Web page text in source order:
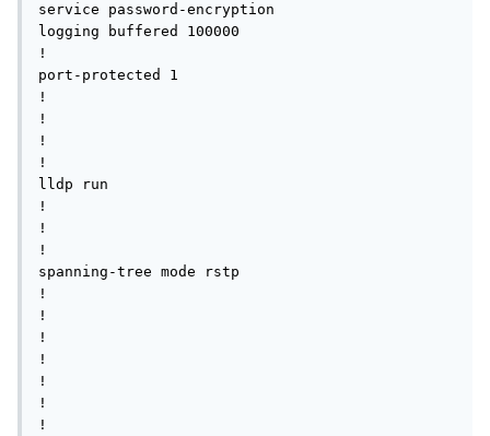
service password-encryption
logging buffered 100000
!
port-protected 1
!
!
!
!
lldp run
!
!
!
spanning-tree mode rstp
!
!
!
!
!
!
!